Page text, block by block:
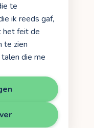
te
ik reeds gaf,
het feit de
te zien
die me